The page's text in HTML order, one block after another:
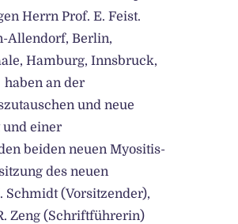
Herrn Prof. E. Feist.
Allendorf, Berlin,
Hamburg, Innsbruck,
haben an der
und neue
und einer
beiden neuen Myositis-
des neuen
Schmidt (Vorsitzender),
Zeng (Schriftführerin)